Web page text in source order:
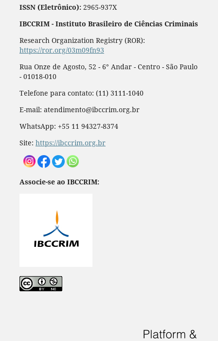
ISSN (Eletrônico):2965-937X
IBCCRIM - Instituto Brasileiro de Ciências Criminais
Research Organization Registry (ROR):
https://ror.org/03m09fn93
Rua Onze de Agosto, 52 - 6° Andar - Centro - São Paulo
- 01018-010
Telefone para contato: (11) 3111-1040
E-mail: atendimento@ibccrim.org.br
WhatsApp: +55 11 94327-8374
Site: https://ibccrim.org.br
Associe-se ao IBCCRIM: